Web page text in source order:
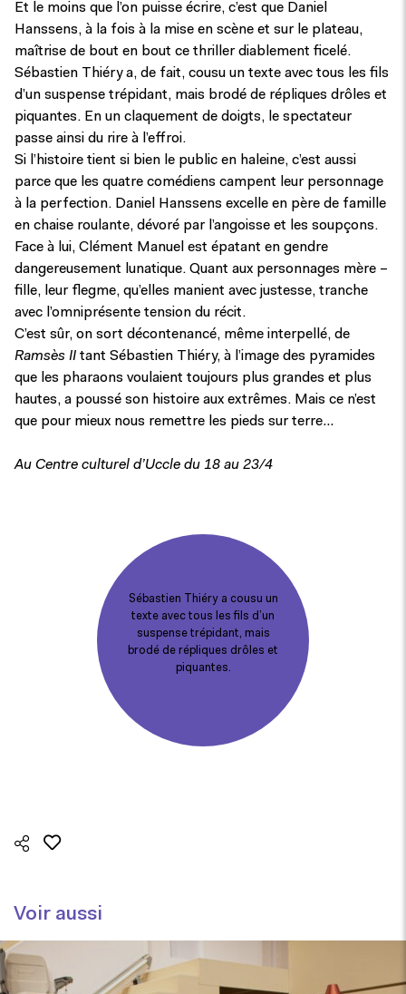
Et le moins que l’on puisse écrire, c’est que Daniel
Hanssens, à la fois à la mise en scène et sur le plateau,
maîtrise de bout en bout ce thriller diablement ficelé.
Sébastien Thiéry a, de fait, cousu un texte avec tous les fils
d’un suspense trépidant, mais brodé de répliques drôles et
piquantes. En un claquement de doigts, le spectateur
passe ainsi du rire à l’effroi.
Si l’histoire tient si bien le public en haleine, c’est aussi
parce que les quatre comédiens campent leur personnage
à la perfection. Daniel Hanssens excelle en père de famille
en chaise roulante, dévoré par l’angoisse et les soupçons.
Face à lui, Clément Manuel est épatant en gendre
dangereusement lunatique. Quant aux personnages mère –
fille, leur flegme, qu’elles manient avec justesse, tranche
avec l’omniprésente tension du récit.
C’est sûr, on sort décontenancé, même interpellé, de
Ramsès II tant Sébastien Thiéry, à l’image des pyramides
que les pharaons voulaient toujours plus grandes et plus
hautes, a poussé son histoire aux extrêmes. Mais ce n’est
que pour mieux nous remettre les pieds sur terre…
Au Centre culturel d’Uccle du 18 au 23/4
Sébastien Thiéry a cousu un
texte avec tous les fils d’un
suspense trépidant, mais
brodé de répliques drôles et
piquantes.
Voir aussi